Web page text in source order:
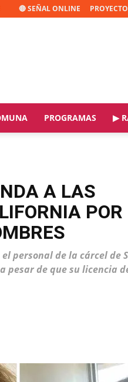
🔴 SEÑAL ONLINE
PROGRAMAS ▶
A LAS
personal de la cárcel de
pesar de que su licencia